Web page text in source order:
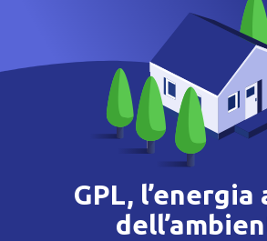
GPL, l’energia